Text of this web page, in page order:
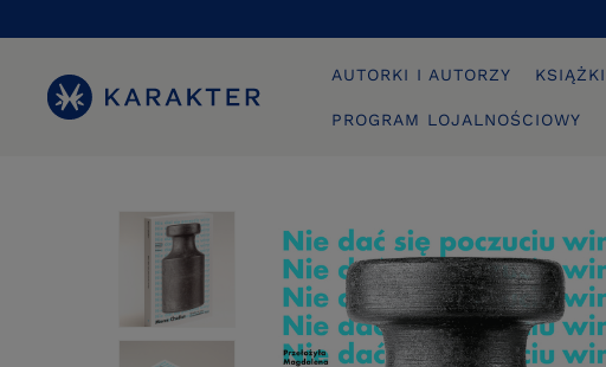
AUTORKI I AUTORZY KSIĄŻKI
PROGRAM LOJALNOŚCIOWY